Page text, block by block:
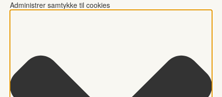
Administrer samtykke til cookies